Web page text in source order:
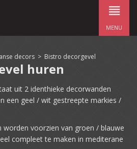
MENU
decors > Bistro decorgevel
huren
uit 2 identhieke decorwanden
een geel / wit gestreepte markies /
worden voorzien van groen / blauwe
compleet te maken in mediterane